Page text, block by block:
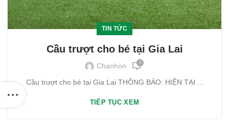
TIN TỨC
Cầu trượt cho bé tại Gia Lai
Chanhon 0
Cầu trượt cho bé tại Gia Lai THÔNG BÁO: HIỆN TẠI ...
TIẾP TỤC XEM